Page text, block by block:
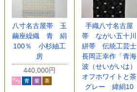
八寸名古屋帯 玉
繭座繰織 青 絹
100％ 小杉紬工
房
440,000円
手織八寸名古屋
帯 ながい五十川
絣帯 伝統工芸士
長岡正幸作「青海
波（せいがいは）
オフホワイトと茶
グレー 緯絹10